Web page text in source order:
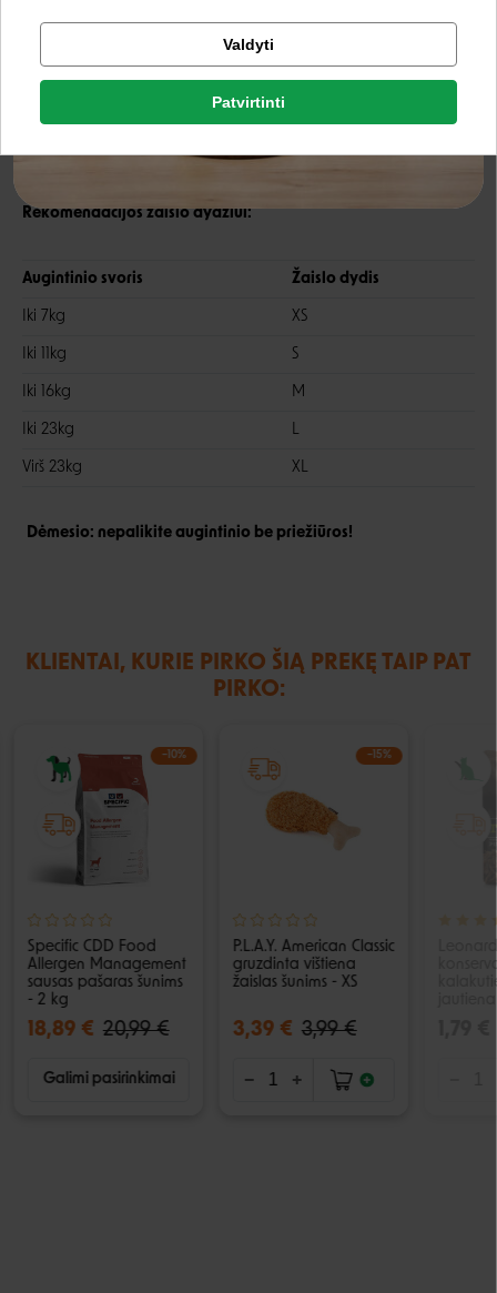
Rašyti atsiliepimą
“Nylabone” tai kokybiški, patvarūs žaislai, kurie padeda išvengti
daiktų sunaikinimo, graužimo, taip pat padeda išspręsti tokias
problemas kaip: augintinio stresas, išsiskyrimo nerimas ir
nuobodulys ar nerimas
Rekomendacijos žaislo dydžiui:
Augintinio svoris Žaislo dydis
Iki 7kg XS
Iki 11kg S
Iki 16kg M
Iki 23kg L
Virš 23kg XL
Dėmesio: nepalikite augintinio be priežiūros!
KLIENTAI, KURIE PIRKO ŠIĄ PREKĘ TAIP PAT
PIRKO:
−10%
Specific CDD Food
Allergen Management
sausas pašaras šunims
- 2 kg
18,89 € 20,99 €
Galimi pasirinkimai
−15%
P.L.A.Y. American Classic
gruzdinta vištiena
žaislas šunims - XS
3,39 € 3,99 €
Rašyti atsiliepimą
Facebook
Valdyti
Patvirtinti